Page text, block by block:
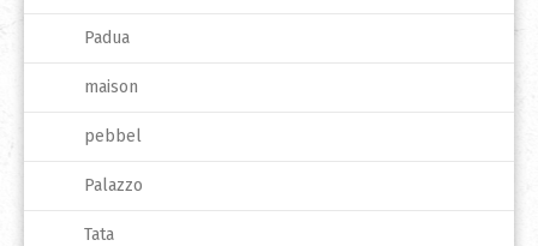
Padua
maison
pebbel
Palazzo
Tata